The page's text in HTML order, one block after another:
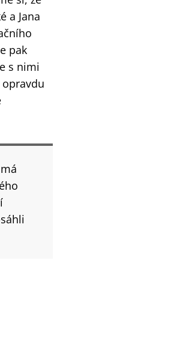
a Jana
pak
s nimi